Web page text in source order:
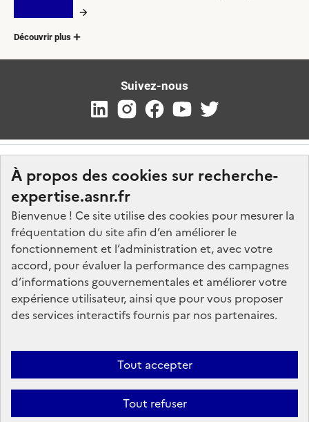
À propos des cookies sur recherche-
expertise.asnr.fr
Bienvenue ! Ce site utilise des cookies pour mesurer la
fréquentation du site afin d’en améliorer le
fonctionnement et l’administration et, avec votre
accord, pour évaluer la performance des campagnes
d’informations gouvernementales et améliorer votre
expérience utilisateur, ainsi que pour vous proposer
des services interactifs fournis par nos partenaires.
Tout accepter
Tout refuser
Découvrir plus
Suivez-nous
Nos marchés
Nos offres d'emploi
FAQ
Glossaire
Plan du site